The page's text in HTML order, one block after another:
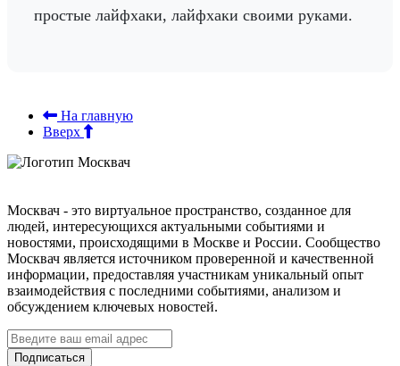
простые лайфхаки, лайфхаки своими руками.
На главную
Вверх
Москвач - это виртуальное пространство, созданное для
людей, интересующихся актуальными событиями и
новостями, происходящими в Москве и России. Сообщество
Москвач является источником проверенной и качественной
информации, предоставляя участникам уникальный опыт
взаимодействия с последними событиями, анализом и
обсуждением ключевых новостей.
Подписаться